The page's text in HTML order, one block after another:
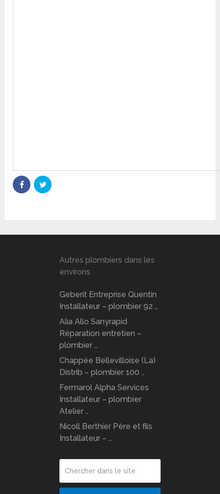
Autres plombiers dans les
environs
Geberit Entreprise Quentin
Installateur – plombier 92 …
Alia Allo Sanyrapid
Réparation entretien –
plombier …
Chappée Bellevilloise (La)
Distrib – plombier 100 …
Fermarol Alpha Services
Installateur – plombier
Atelier …
Nicoll Berthier Père et fils
Installateur – …